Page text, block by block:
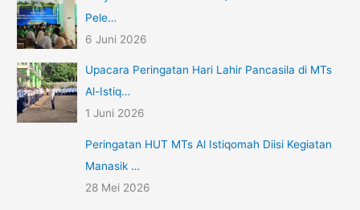
Pele…
6 Juni 2026
Upacara Peringatan Hari Lahir Pancasila di MTs
Al-Istiq…
1 Juni 2026
Peringatan HUT MTs Al Istiqomah Diisi Kegiatan
Manasik …
28 Mei 2026